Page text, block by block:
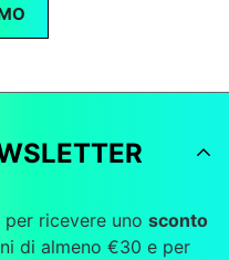
ricevere uno sconto
di almeno €30 e per